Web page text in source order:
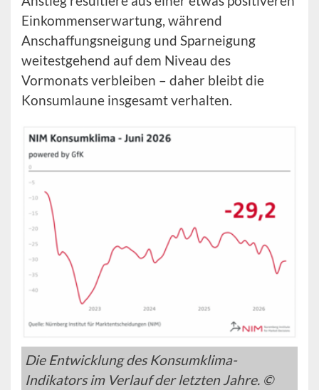
Einkommenserwartung, während
Anschaffungsneigung und Sparneigung
weitestgehend auf dem Niveau des
Vormonats verbleiben – daher bleibt die
Konsumlaune insgesamt verhalten.
Die Entwicklung des Konsumklima-
Indikators im Verlauf der letzten Jahre. ©